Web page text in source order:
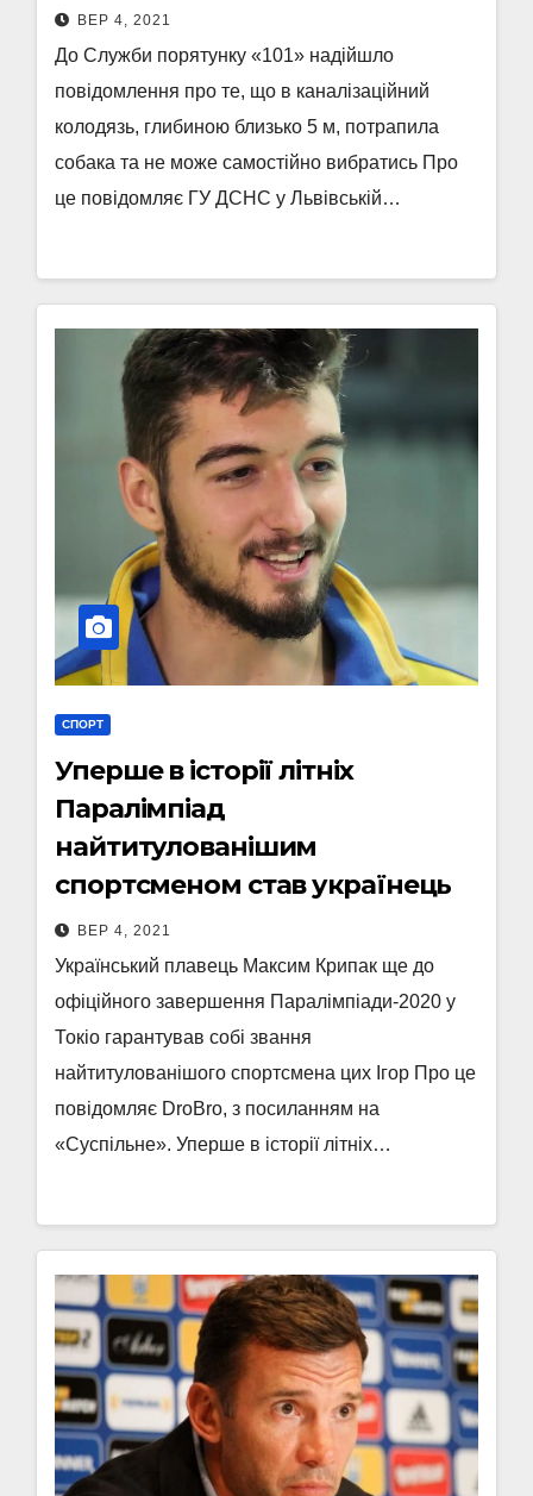
ВЕР 4, 2021
До Служби порятунку «101» надійшло
повідомлення про те, що в каналізаційний
колодязь, глибиною близько 5 м, потрапила
собака та не може самостійно вибратись Про
це повідомляє ГУ ДСНС у Львівській…
СПОРТ
Уперше в історії літніх
Паралімпіад
найтитулованішим
спортсменом став українець
ВЕР 4, 2021
Український плавець Максим Крипак ще до
офіційного завершення Паралімпіади-2020 у
Токіо гарантував собі звання
найтитулованішого спортсмена цих Ігор Про це
повідомляє DroBro, з посиланням на
«Суспільне». Уперше в історії літніх…